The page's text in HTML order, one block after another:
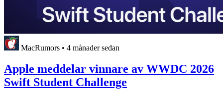
MacRumors • 4 månader sedan
Apple meddelar vinnare av WWDC 2026
Swift Student Challenge